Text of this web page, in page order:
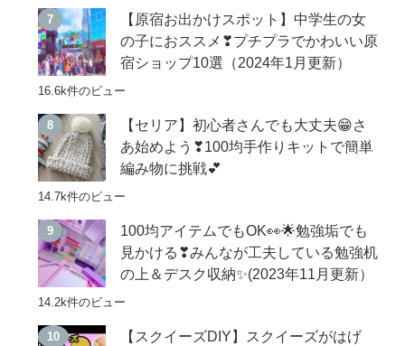
【原宿お出かけスポット】中学生の女
の子におススメ❣プチプラでかわいい原
宿ショップ10選（2024年1月更新）
16.6k件のビュー
【セリア】初心者さんでも大丈夫😁さ
あ始めよう❣100均手作りキットで簡単
編み物に挑戦💕
14.7k件のビュー
100均アイテムでもOK👀🌟勉強垢でも
見かける❣みんなが工夫している勉強机
の上＆デスク収納✨(2023年11月更新）
14.2k件のビュー
【スクイーズDIY】スクイーズがはげ